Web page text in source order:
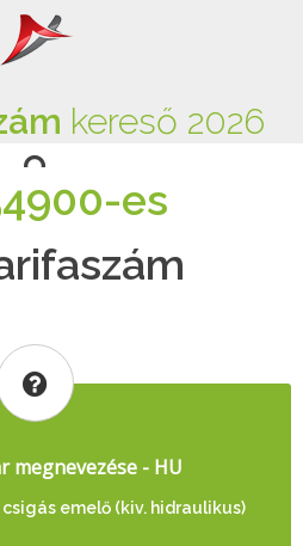
kereső 2026
es
megnevezése - HU
emelő (kiv. hidraulikus)